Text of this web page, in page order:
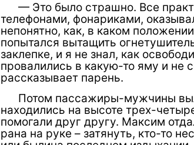
— Это было страшно. Все
телефонами, фонариками,
непонятно, как, в каком
попытался вытащить
заклепке, и я не знал, как
провалились в какую-то яму и
рассказывает парень.
Потом пассажиры-мужчины
находились на высоте трех-
помогали друг другу. Максим
рана на руке – затянуть, кто-то